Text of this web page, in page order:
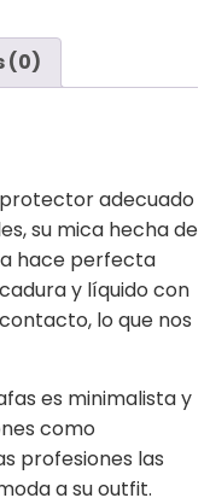
(0)
adecuado
su mica hecha de
hace perfecta
y líquido con
lo que nos
es minimalista y
como
profesiones las
a su outfit.